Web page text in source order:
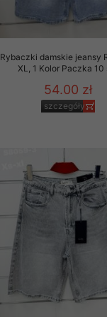
Rybaczki damskie jeansy
XL, 1 Kolor Paczka 10
54.00 zł
szczegóły